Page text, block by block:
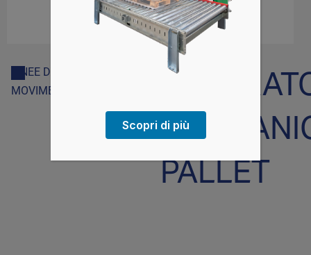
LINEE DI TRASPORTO E
MOVIMENTAZIONE
PALLET
Scopri di più